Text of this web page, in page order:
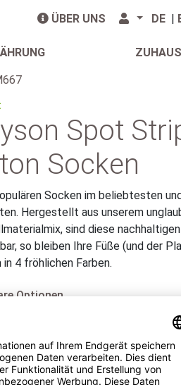
ÜBER UNS DE |
Spot
Socken
Socken im beliebtesten
Hergestellt aus unserem
sind diese
so bleiben Ihre Füße (und der
in 4 fröhlichen Farben.
Optionen
grey mustard yellow berry red